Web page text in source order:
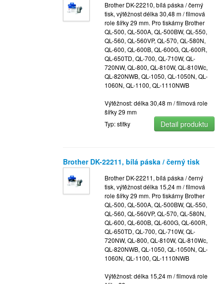
Brother DK-22210, bílá páska / černý
tisk, výtěžnost délka 30,48 m / filmová
role šířky 29 mm. Pro tiskárny Brother
QL-500, QL-500A, QL-500BW, QL-550,
QL-560, QL-560VP, QL-570, QL-580N,
QL-600, QL-600B, QL-600G, QL-600R,
QL-650TD, QL-700, QL-710W, QL-
720NW, QL-800, QL-810W, QL-810Wc,
QL-820NWB, QL-1050, QL-1050N, QL-
1060N, QL-1100, QL-1110NWB
Výtěžnost: délka 30,48 m / filmová role
šířky 29 mm
Typ: stitky
Detail produktu
Brother DK-22211, bílá páska / černý tisk
Brother DK-22211, bílá páska / černý
tisk, výtěžnost délka 15,24 m / filmová
role šířky 29 mm. Pro tiskárny Brother
QL-500, QL-500A, QL-500BW, QL-550,
QL-560, QL-560VP, QL-570, QL-580N,
QL-600, QL-600B, QL-600G, QL-600R,
QL-650TD, QL-700, QL-710W, QL-
720NW, QL-800, QL-810W, QL-810Wc,
QL-820NWB, QL-1050, QL-1050N, QL-
1060N, QL-1100, QL-1110NWB
Výtěžnost: délka 15,24 m / filmová role